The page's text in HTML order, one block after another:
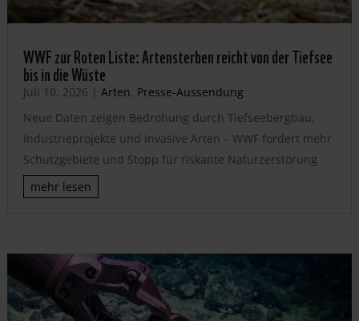
WWF zur Roten Liste: Artensterben reicht von der Tiefsee
bis in die Wüste
Juli 10, 2026 | Arten, Presse-Aussendung
Neue Daten zeigen Bedrohung durch Tiefseebergbau,
Industrieprojekte und invasive Arten – WWF fordert mehr
Schutzgebiete und Stopp für riskante Naturzerstörung
mehr lesen